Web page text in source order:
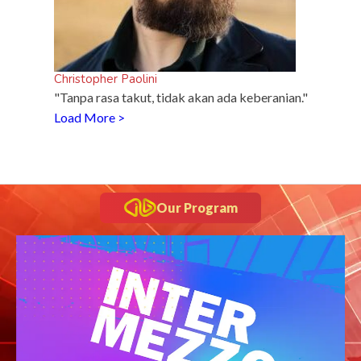
Christopher Paolini
"Tanpa rasa takut, tidak akan ada keberanian."
Load More >
Our Program